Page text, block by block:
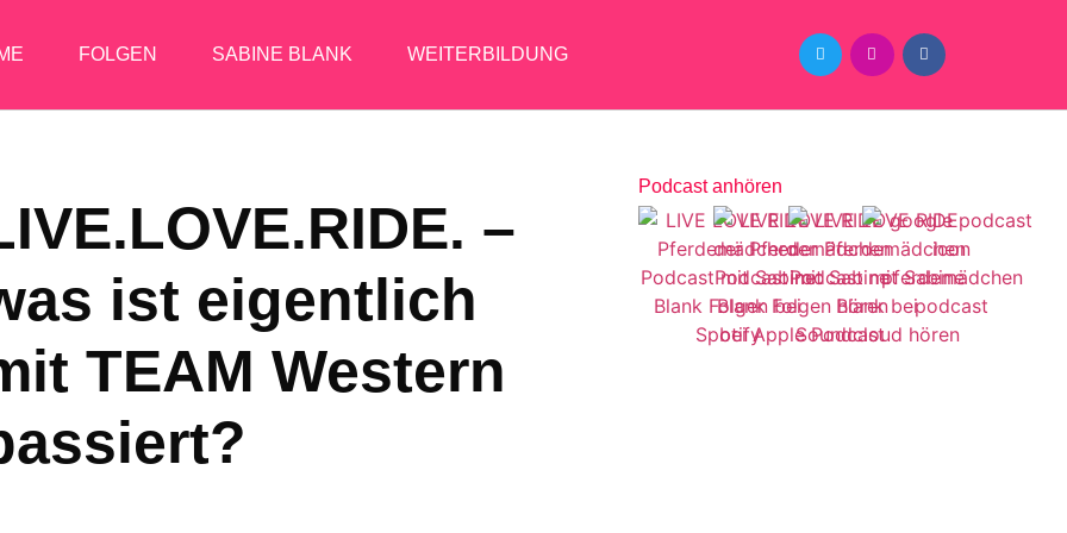
FOLGEN SABINE BLANK WEITERBILDUNG
–
ist eigentlich
TEAM Western
Podcast anhören